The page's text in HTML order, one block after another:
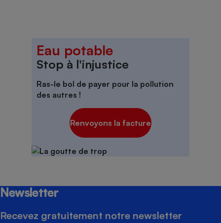
Eau potable
Stop à l'injustice
Ras-le bol de payer pour la pollution
des autres !
Renvoyons la facture
Newsletter
Recevez gratuitement notre newsletter